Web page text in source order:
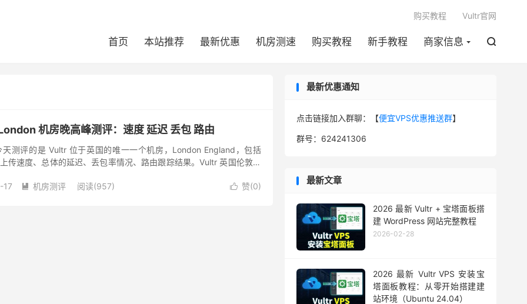
首页 本站推荐 最新优惠 机房测速 购买教程 新手教程 商家信息 
购买教程 Vultr官网
机房晚高峰测评：速度 延迟 丢包 路由
测评的是 Vultr 位于英国的唯一一个机房，London England，包括
传速度、总体的延迟、丢包率情况、路由跟踪结果。Vultr 英国伦敦是
17  机房测评 阅读(957)  赞(0)
最新优惠通知
点击链接加入群聊：【便宜VPS优惠推送群】
群号：624241306
最新文章
2026 最新 Vultr + 宝塔面板搭
建 WordPress 网站完整教程
2026-02-28
2026 最新 Vultr VPS 安装宝
塔面板教程：从零开始搭建建
站环境（Ubuntu 24.04）